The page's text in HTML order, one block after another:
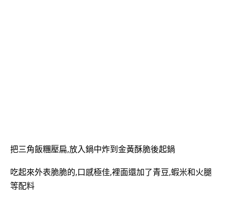
把三角飯糰壓扁,放入鍋中炸到金黃酥脆後起鍋
吃起來外表脆脆的,口感極佳,裡面還加了青豆,蝦米和火腿
等配料